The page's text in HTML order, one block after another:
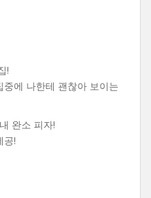
!
에 나한테 괜찮아 보이는
완소 피자!
공!